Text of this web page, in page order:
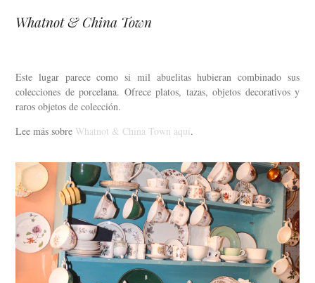
Whatnot & China Town
Este lugar parece como si mil abuelitas hubieran combinado sus
colecciones de porcelana. Ofrece platos, tazas, objetos decorativos y
raros objetos de colección.
Lee más sobre Whatnot & China Town aquí.